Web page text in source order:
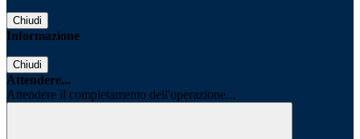
Chiudi
Informazione
Chiudi
Attendere...
Attendere il completamento dell'operazione...